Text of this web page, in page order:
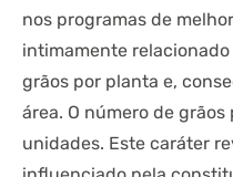
nos programas de
intimamente
grãos por planta e,
área. O número de
unidades. Este caráter